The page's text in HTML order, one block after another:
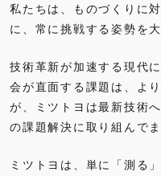
私たちは、ものづくりに
に、常に挑戦する姿勢を
技術革新が加速する現代
会が直面する課題は、よ
が、ミツトヨは最新技術
の課題解決に取り組んでま
ミツトヨは、単に「測る